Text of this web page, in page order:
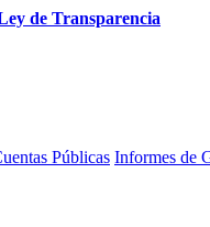
de Transparencia
Públicas Informes de